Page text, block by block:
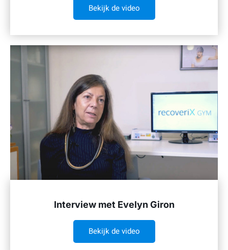
Bekijk de video
Interview met Evelyn Giron
Bekijk de video